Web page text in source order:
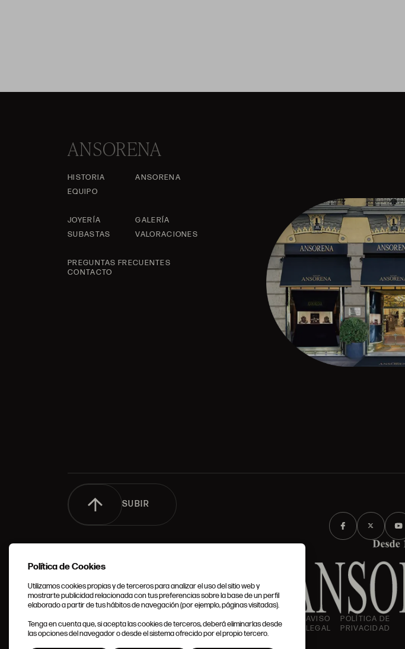
ANSORENA
HISTORIA
ANSORENA
EQUIPO
JOYERÍA
GALERÍA
SUBASTAS
VALORACIONES
PREGUNTAS FRECUENTES
CONTACTO
SUBIR
GENERALES
AVISO
LEGAL
POLÍTICA DE
PRIVACIDAD
Política de Cookies
Utilizamos cookies propias y de terceros para analizar el uso del sitio web y
mostrarte publicidad relacionada con tus preferencias sobre la base de un perfil
elaborado a partir de tus hábitos de navegación (por ejemplo, páginas visitadas).
Tenga en cuenta que, si acepta las cookies de terceros, deberá eliminarlas desde
las opciones del navegador o desde el sistema ofrecido por el propio tercero.